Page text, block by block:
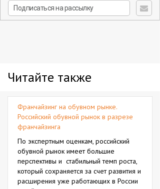
Читайте также
Франчайзинг на обувном рынке.
Российский обувной рынок в разрезе
франчайзинга
По экспертным оценкам, российский
обувной рынок имеет большие
перспективы и стабильный темп роста,
который сохраняется за счет развития и
расширения уже работающих в России